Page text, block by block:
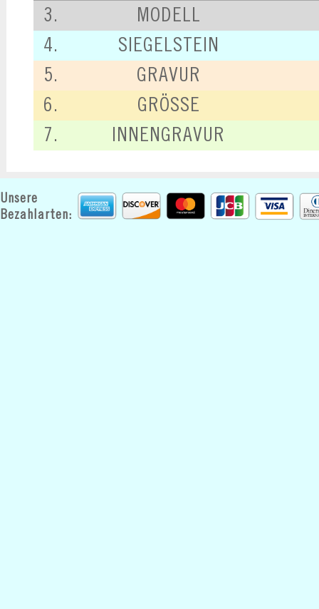
3.
MODELL
4.
SIEGELSTEIN
5.
GRAVUR
6.
GRÖSSE
7.
INNENGRAVUR
Unsere
Bezahlarten: